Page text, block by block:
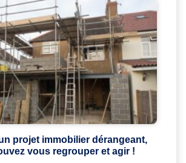
projet immobilier dérangeant,
vous regrouper et agir !